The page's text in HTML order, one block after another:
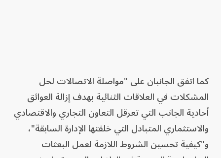
كما اتفق الجانبان على "مواصلة الاتصالات لحل
المشكلات في العلاقات الثنائية بهدف إزالة العوائق
أحادية الجانب التي تعرقل التعاون التجاري والاقتصادي
والاستثماري المتبادل التي خلفتها الإدارة السابقة"،
و"كيفية تحسين الشروط اللازمة لعمل البعثات